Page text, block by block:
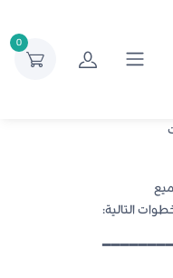
0
التالية: